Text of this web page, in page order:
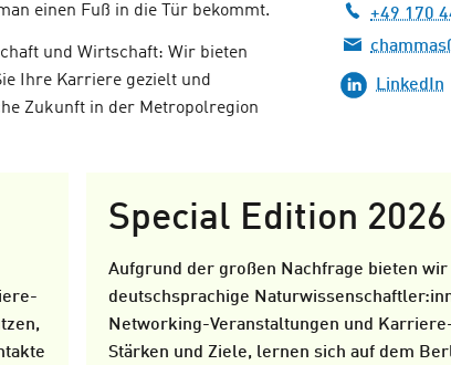
einen Fuß in die Tür bekommt.
und Wirtschaft: Wir bieten
Ihre Karriere gezielt und
Zukunft in der Metropolregion
+49 170
LinkedIn
Special Edition 2026
Aufgrund der großen Nachfrage bieten
deutschsprachige
Networking-Veranstaltungen und
Stärken und Ziele, lernen sich auf dem